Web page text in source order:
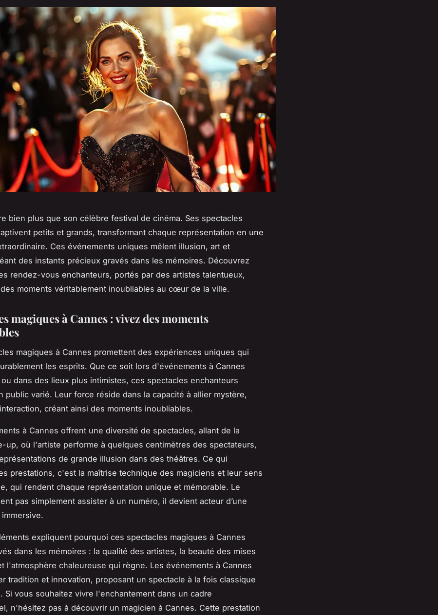
bien plus que son célèbre festival de cinéma. Ses spectacles
petits et grands, transformant chaque représentation en une
Ces événements uniques mêlent illusion, art et
des instants précieux gravés dans les mémoires. Découvrez
rendez-vous enchanteurs, portés par des artistes talentueux,
moments véritablement inoubliables au cœur de la ville.
magiques à Cannes : vivez des moments
magiques à Cannes promettent des expériences uniques qui
les esprits. Que ce soit lors d'événements à Cannes
dans des lieux plus intimistes, ces spectacles enchanteurs
public varié. Leur force réside dans la capacité à allier mystère,
créant ainsi des moments inoubliables.
à Cannes offrent une diversité de spectacles, allant de la
up, où l'artiste performe à quelques centimètres des spectateurs,
de grande illusion dans des théâtres. Ce qui
prestations, c'est la maîtrise technique des magiciens et leur sens
qui rendent chaque représentation unique et mémorable. Le
pas simplement assister à un numéro, il devient acteur d’une
expliquent pourquoi ces spectacles magiques à Cannes
dans les mémoires : la qualité des artistes, la beauté des mises
l'atmosphère chaleureuse qui règne. Les événements à Cannes
tradition et innovation, proposant un spectacle à la fois classique
Si vous souhaitez vivre l'enchantement dans un cadre
n'hésitez pas à découvrir un magicien à Cannes. Cette prestation